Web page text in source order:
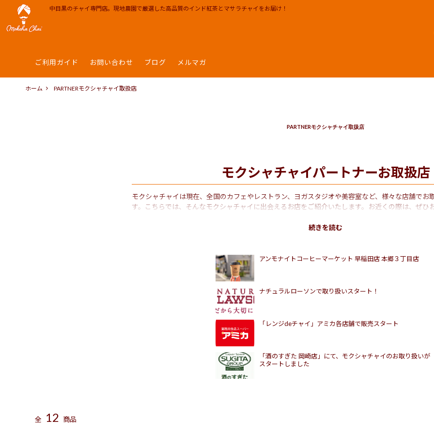
中目黒のチャイ専門店。現地農園で厳選した高品質のインド紅茶とマサラチャイをお届け！
ティーバッグ | インスタント チャイ リーフ 茶葉
茶器 雑貨 ポット
カフェモクシャチャイ中目黒 INFO
チャイレシピ
ご利用ガイド お問い合わせ ブログ メルマガ
ホーム PARTNERモクシャチャイ取扱店
PARTNERモクシャチャイ取扱店
モクシャチャイパートナーお取扱店
モクシャチャイは現在、全国のカフェやレストラン、ヨガスタジオや美容室など、様々な店舗でお
す。こちらでは、そんなモクシャチャイに出会えるお店をご紹介いたします。お近くの際は、ぜひ
タージ・マハール サッポロファクトリー店@札幌
自家焙煎珈琲 cogemame@三沢市
アンモナイトコーヒーマーケット 早稲田店 本郷３丁目店
ナチュラルローソンで取り扱いスタート！
「レンジdeチャイ」アミカ各店舗で販売スタート
「酒のすぎた 岡崎店」にて、モクシャチャイのお取り扱いが
スタートしました
全 12 商品